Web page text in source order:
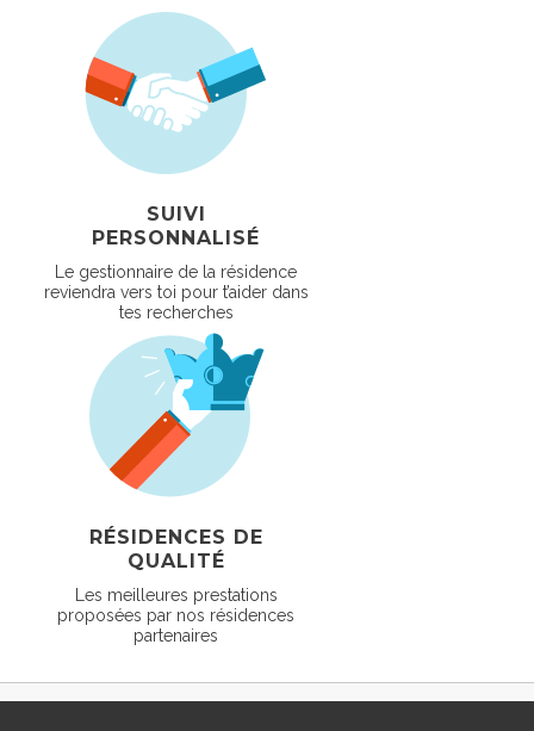
SUIVI
PERSONNALISÉ
Le gestionnaire de la résidence
reviendra vers toi pour t’aider dans
tes recherches
RÉSIDENCES DE
QUALITÉ
Les meilleures prestations
proposées par nos résidences
partenaires